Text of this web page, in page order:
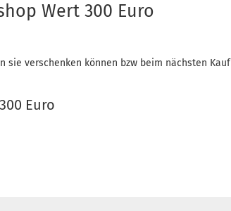
Wert 300 Euro
sie verschenken können bzw beim nächsten Kauf
Euro